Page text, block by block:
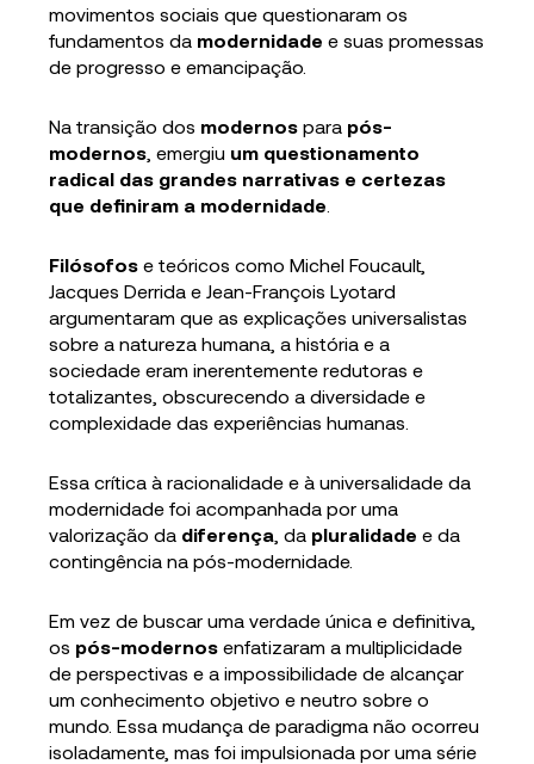
movimentos sociais que questionaram os
fundamentos da modernidade e suas promessas
de progresso e emancipação.
Na transição dos modernos para pós-
modernos , emergiu um questionamento
radical das grandes narrativas e certezas
que definiram a modernidade
Filósofos e teóricos como Michel Foucault,
Jacques Derrida e Jean-François Lyotard
argumentaram que as explicações universalistas
sobre a natureza humana, a história e a
sociedade eram inerentemente redutoras e
totalizantes, obscurecendo a diversidade e
complexidade das experiências humanas.
Essa crítica à racionalidade e à universalidade da
modernidade foi acompanhada por uma
valorização da diferença , da pluralidade e da
contingência na pós-modernidade.
Em vez de buscar uma verdade única e definitiva,
os pós-modernos enfatizaram a multiplicidade
de perspectivas e a impossibilidade de alcançar
um conhecimento objetivo e neutro sobre o
mundo. Essa mudança de paradigma não ocorreu
isoladamente, mas foi impulsionada por uma série